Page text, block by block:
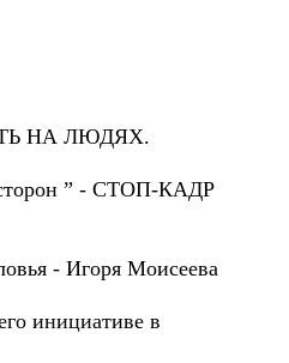
НА ЛЮДЯХ.
сторон ” - СТОП-КАДР
- Игоря Моисеева
инициативе в